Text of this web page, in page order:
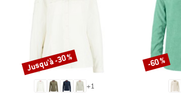
+1
Remise
Jusqu'à -30 % Remise
-60 %